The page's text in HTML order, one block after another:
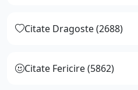
Citate Dragoste (2688)
Citate Fericire (5862)